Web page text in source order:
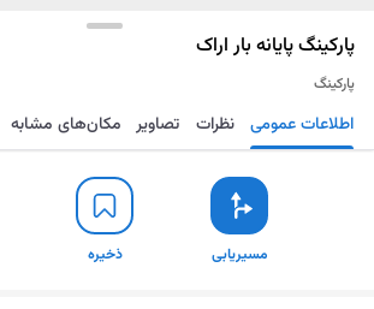
پارکینگ پایانه بار اراک
پارکینگ
مسیریابی ذخیره ارسال اطلاعات عمومی نظرات تصاویر مکان‌های مشابه
مسیریابی ذخیره